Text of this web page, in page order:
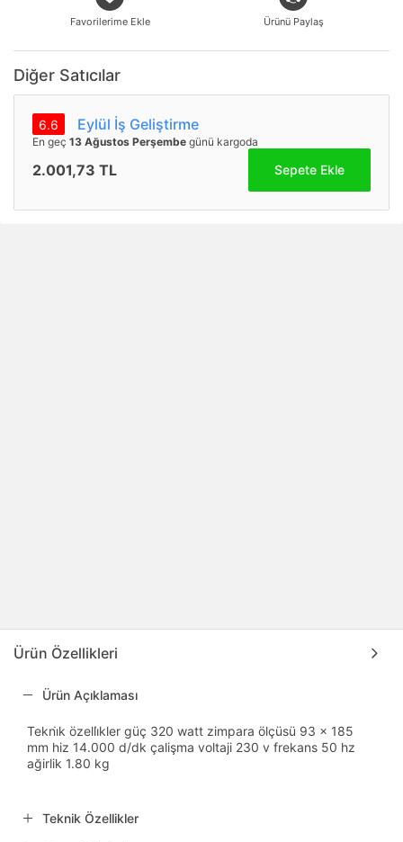
Favorilerime Ekle Ürünü Paylaş
Diğer Satıcılar
6.6 Eylül İş Geliştirme
En geç 13 Ağustos Perşembe günü kargoda
2.001,73 TL Sepete Ekle
Ürün Özellikleri
Ürün Açıklaması
Tekni̇k özelli̇kler güç 320 watt zimpara ölçüsü 93 x 185
mm hiz 14.000 d/dk çalişma voltaji 230 v frekans 50 hz
ağirlik 1.80 kg
Teknik Özellikler